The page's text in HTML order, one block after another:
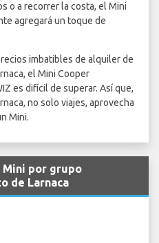
o a recorrer la costa, el Mini
agregará un toque de
imbatibles de alquiler de
el Mini Cooper
es difícil de superar. Así que,
no solo viajes, aprovecha
Mini.
por grupo
de Larnaca